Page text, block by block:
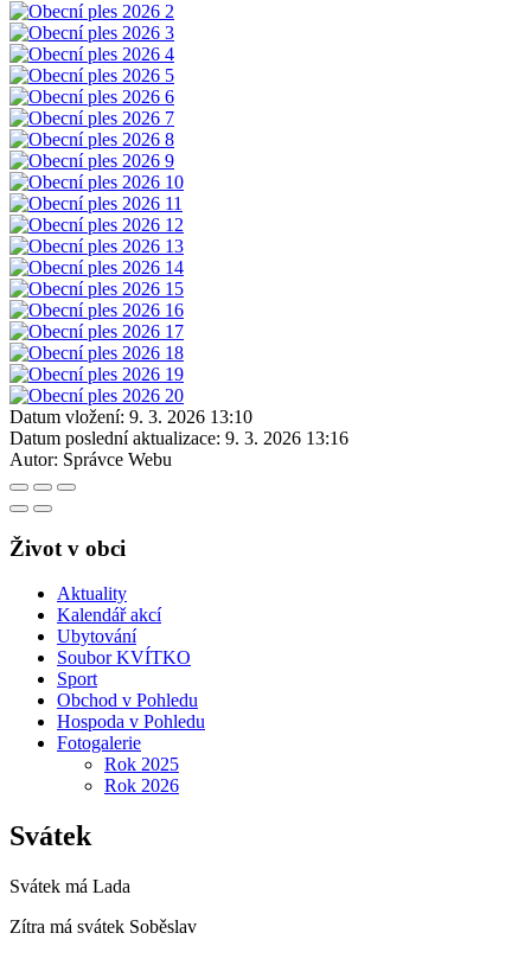
Datum vložení: 9. 3. 2026 13:10
Datum poslední aktualizace: 9. 3. 2026 13:16
Autor: Správce Webu
Život v obci
Aktuality
Kalendář akcí
Ubytování
Soubor KVÍTKO
Sport
Obchod v Pohledu
Hospoda v Pohledu
Fotogalerie
Rok 2025
Rok 2026
Svátek
Svátek má Lada
Zítra má svátek Soběslav